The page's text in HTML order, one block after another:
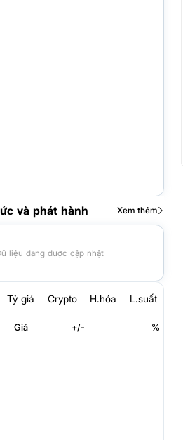
và phát hành Xem thêm
liệu đang được cập nhật
Tỷ giá Crypto H.hóa L.suất
Giá +/- %